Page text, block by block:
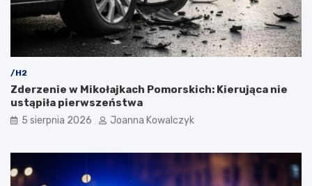
/H2
Zderzenie w Mikołajkach Pomorskich: Kierująca nie
ustąpiła pierwszeństwa
5 sierpnia 2026 Joanna Kowalczyk